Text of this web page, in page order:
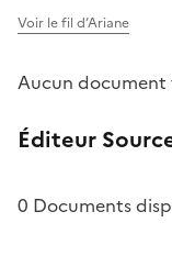
Voir le fil d’Ariane
Aucun document
Éditeur
0 Documents